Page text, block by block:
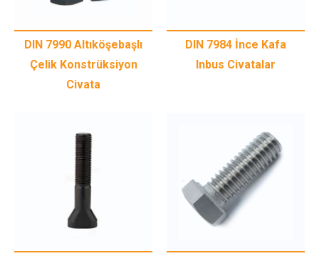
DIN 7990 Altıköşebaşlı
Çelik Konstrüksiyon
Civata
DIN 7984 İnce Kafa
Inbus Civatalar